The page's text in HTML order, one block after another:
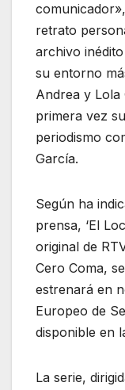
retrato
archivo
su entorno
Andrea y
primera vez
periodismo
García.
Según ha
prensa, ‘El
original de
Cero Coma,
estrenará en
Europeo de
disponible en
La serie,